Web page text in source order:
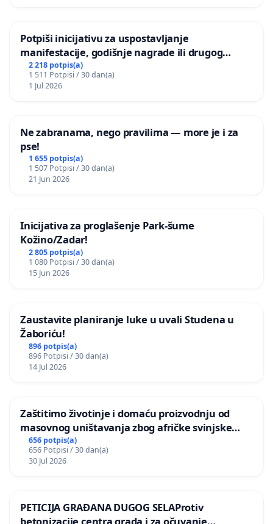
Potpiši inicijativu za uspostavljanje
manifestacije, godišnje nagrade ili drugog
javnog događaja „Edin Avdić“ u Sarajevu
2 218 potpis(a)
1 511 Potpisi / 30 dan(a)
1 Jul 2026
Ne zabranama, nego pravilima — more je i za
pse!
1 655 potpis(a)
1 507 Potpisi / 30 dan(a)
21 Jun 2026
Inicijativa za proglašenje Park-šume
Kožino/Zadar!
2 805 potpis(a)
1 080 Potpisi / 30 dan(a)
15 Jun 2026
Zaustavite planiranje luke u uvali Studena u
Žaboriću!
896 potpis(a)
896 Potpisi / 30 dan(a)
14 Jul 2026
Zaštitimo životinje i domaću proizvodnju od
masovnog uništavanja zbog afričke svinjske
kuge
656 potpis(a)
656 Potpisi / 30 dan(a)
30 Jul 2026
PETICIJA GRAĐANA DUGOG SELAProtiv